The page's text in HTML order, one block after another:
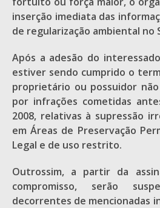
inserção imediata das
de regularização ambiental no
Após a adesão do
estiver sendo cumprido o
proprietário ou possuidor
por infrações cometidas
2008, relativas à supressão
em Áreas de Preservação
Legal e de uso restrito.
Outrossim, a partir da
compromisso, serão
decorrentes de mencionadas